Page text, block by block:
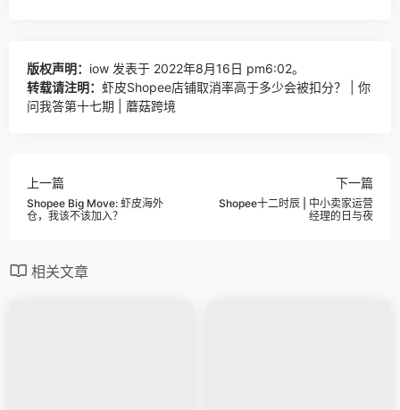
版权声明： iow 发表于 2022年8月16日 pm6:02。
转载请注明： 虾皮Shopee店铺取消率高于多少会被扣分？ | 你
问我答第十七期 | 蘑菇跨境
上一篇
Shopee Big Move: 虾皮海外
仓，我该不该加入？
下一篇
Shopee十二时辰 | 中小卖家运营
经理的日与夜
相关文章